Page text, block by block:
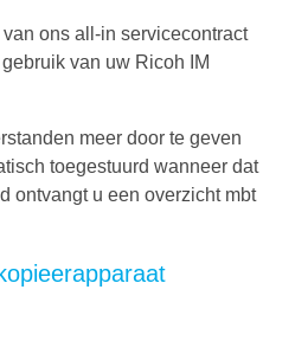
ons all-in servicecontract
van uw Ricoh IM
meer door te geven
toegestuurd wanneer dat
ontvangt u een overzicht mbt